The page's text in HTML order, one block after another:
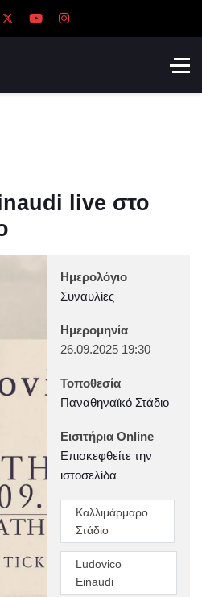
live στο
Ημερολόγιο
Συναυλίες
Ημερομηνία
26.09.2025 19:30
Τοποθεσία
Παναθηναϊκό Στάδιο
Εισιτήρια Online
Επισκεφθείτε την
ιστοσελίδα
Καλλιμάρμαρο
Στάδιο
Ludovico
Einaudi